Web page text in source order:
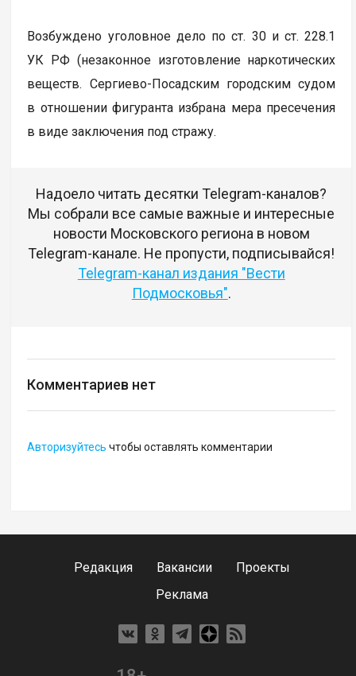
Возбуждено уголовное дело по ст. 30 и ст. 228.1
УК РФ (незаконное изготовление наркотических
веществ. Сергиево-Посадским городским судом
в отношении фигуранта избрана мера пресечения
в виде заключения под стражу.
Надоело читать десятки Telegram-каналов?
Мы собрали все самые важные и интересные
новости Московского региона в новом
Telegram-канале. Не пропусти, подписывайся!
Telegram-канал издания "Вести
Подмосковья".
Комментариев нет
Авторизуйтесь чтобы оставлять комментарии
Редакция Вакансии
Проекты
Реклама